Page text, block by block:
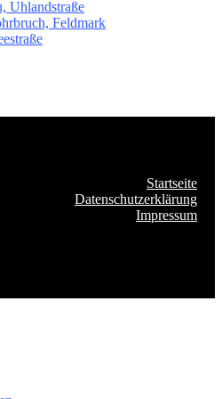
Uhlandstraße
Feldmark
Startseite
Datenschutzerklärung
Impressum